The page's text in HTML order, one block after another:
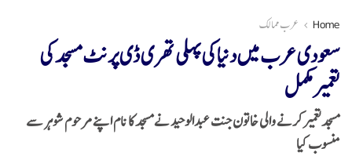
Home عرب ممالک
سعودی عرب میں دنیا کی پہلی تھری ڈی پرنٹ مسجد کی
تعمیرمکمل
مسجدتعمیر کرنے والی خاتون جنت عبدالوحید نےمسجد کا نام اپنے مرحوم شوہر سے
منسوب کیا